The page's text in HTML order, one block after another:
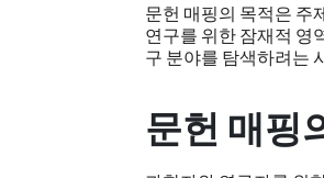
문헌 매핑의 목적은 주
연구를 위한 잠재적 영
구 분야를 탐색하려는
문헌 매핑